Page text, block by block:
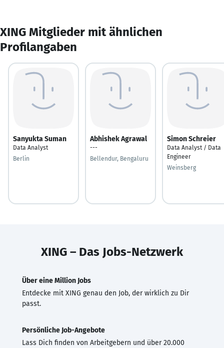
XING Mitglieder mit ähnlichen
Profilangaben
Sanyukta Suman
Data Analyst
Berlin
Abhishek Agrawal
---
Bellendur, Bengaluru
Simon Schreier
Data Analyst / Data
Engineer
Weinsberg
XING – Das Jobs-Netzwerk
Über eine Million Jobs
Entdecke mit XING genau den Job, der wirklich zu Dir
passt.
Persönliche Job-Angebote
Lass Dich finden von Arbeitgebern und über 20.000